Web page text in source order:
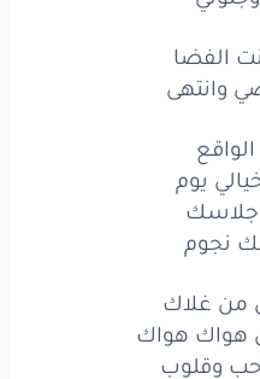
في خيالي
جلاسك
نجوم
احد
عيوني
إلهامي
الفضا
وانتهى
يوم
نجوم
من غلاك
هواك هواك
وقلوب